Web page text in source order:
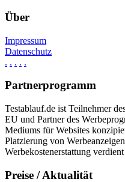
Über
Impressum
Datenschutz
. . . . .
Partnerprogramm
Testablauf.de ist Teilnehmer
EU und Partner des
Mediums für Websites
Platzierung von
Werbekostenerstattung
Preise / Aktualität